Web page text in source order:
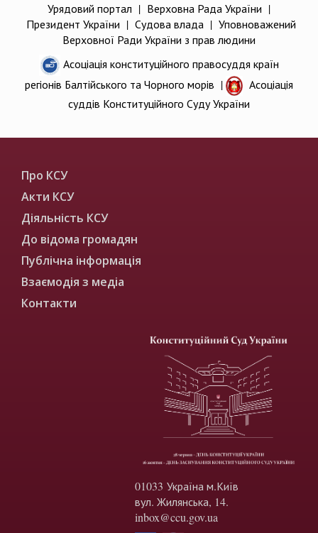
Урядовий портал | Верховна Рада України |
Президент України | Судова влада| Уповноважений
Верховної Ради України з прав людини
Асоціація конституційного правосуддя країн
регіонів Балтійського та Чорного морів |
Асоціація
суддів Конституційного Суду України
Про КСУ
Акти КСУ
Діяльність КСУ
До відома громадян
Публічна інформація
Взаємодія з медіа
Контакти
01033 Україна м.Київ
вул. Жилянська, 14.
inbox@ccu.gov.ua